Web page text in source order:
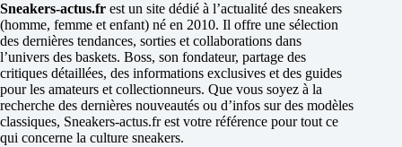
Sneakers-actus.fr est un site dédié à l’actualité des sneakers
(homme, femme et enfant) né en 2010. Il offre une sélection
des dernières tendances, sorties et collaborations dans
l’univers des baskets. Boss, son fondateur, partage des
critiques détaillées, des informations exclusives et des guides
pour les amateurs et collectionneurs. Que vous soyez à la
recherche des dernières nouveautés ou d’infos sur des modèles
classiques, Sneakers-actus.fr est votre référence pour tout ce
qui concerne la culture sneakers.